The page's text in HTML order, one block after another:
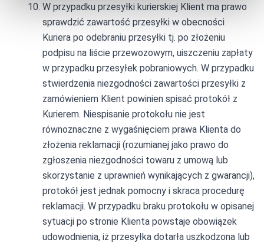
W przypadku przesyłki kurierskiej Klient ma prawo
sprawdzić zawartość przesyłki w obecności
Kuriera po odebraniu przesyłki tj. po złożeniu
podpisu na liście przewozowym, uiszczeniu zapłaty
w przypadku przesyłek pobraniowych. W przypadku
stwierdzenia niezgodności zawartości przesyłki z
zamówieniem Klient powinien spisać protokół z
Kurierem. Niespisanie protokołu nie jest
równoznaczne z wygaśnięciem prawa Klienta do
złożenia reklamacji (rozumianej jako prawo do
zgłoszenia niezgodności towaru z umową lub
skorzystanie z uprawnień wynikających z gwarancji),
protokół jest jednak pomocny i skraca procedurę
reklamacji. W przypadku braku protokołu w opisanej
sytuacji po stronie Klienta powstaje obowiązek
udowodnienia, iż przesyłka dotarła uszkodzona lub